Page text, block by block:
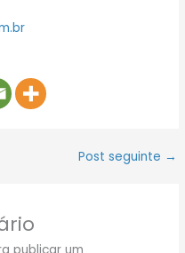
Post seguinte →